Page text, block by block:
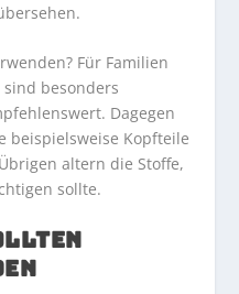
Für Familien
besonders
Dagegen
beispielsweise Kopfteile
altern die Stoffe,
sollte.